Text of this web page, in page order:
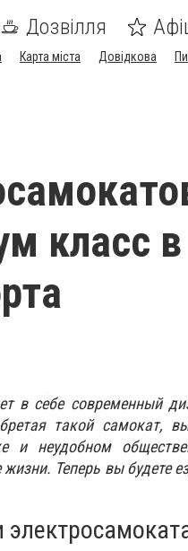
Дозвілля
Карта міста Довідкова
класс
в себе современный
такой самокат,
и неудобном
Теперь вы будете